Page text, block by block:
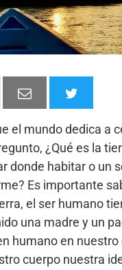
el mundo dedica a
¿Qué es la
donde habitar o un
Es importante
el ser humano
una madre y un
humano en
cuerpo nuestra